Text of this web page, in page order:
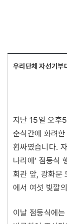
우리단체 자선기부
지난 15일 오후
순식간에 화려
휩싸였습니다.
나리에’ 점등식
회관 앞, 광화문
에서 여섯 빛깔
이날 점등식에